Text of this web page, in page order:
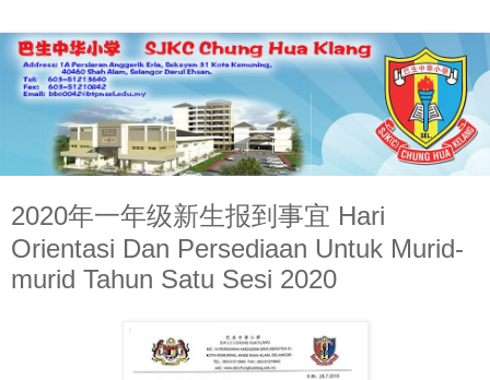
2020年一年级新生报到事宜 Hari
Orientasi Dan Persediaan Untuk Murid-
murid Tahun Satu Sesi 2020